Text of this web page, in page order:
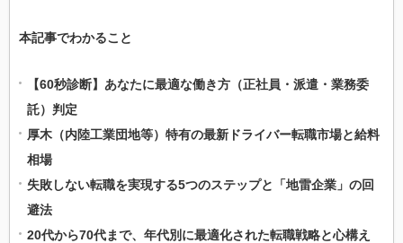
本記事でわかること
【60秒診断】あなたに最適な働き方（正社員・派遣・業務委
託）判定
厚木（内陸工業団地等）特有の最新ドライバー転職市場と給料
相場
失敗しない転職を実現する5つのステップと「地雷企業」の回
避法
20代から70代まで、年代別に最適化された転職戦略と心構え